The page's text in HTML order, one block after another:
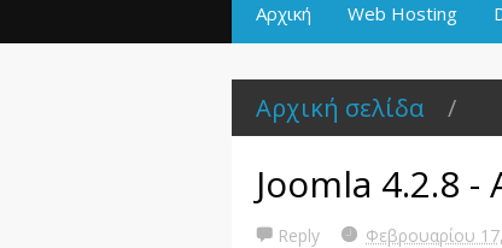
Αρχική Web Hosting
Αρχική σελίδα /
Joomla 4.2.8
Reply Φεβρουαρίου